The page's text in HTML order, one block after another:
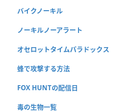
バイクノーキル
ノーキルノーアラート
オセロットタイムパラドックス
蜂で攻撃する方法
FOX HUNTの配信日
毒の生物一覧